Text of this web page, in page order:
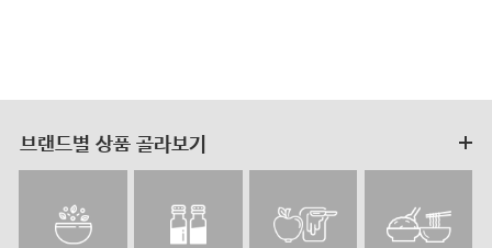
브랜드별 상품 골라보기